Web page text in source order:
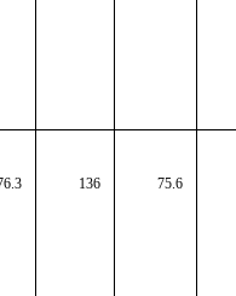
136 75.6